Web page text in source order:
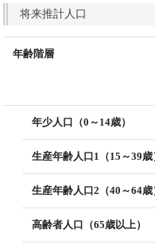
将来推計人口
年齢階層
年少人口（0～14歳）
生産年齢人口1（15～39歳
生産年齢人口2（40～64歳
高齢者人口（65歳以上）